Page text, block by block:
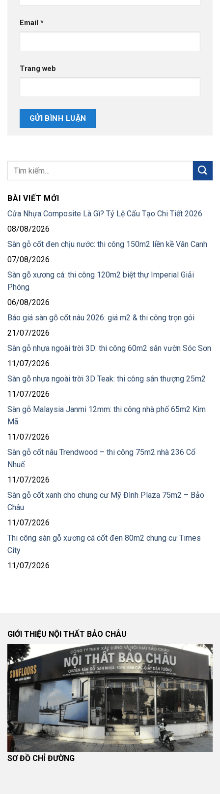
Email *
Trang web
BÀI VIẾT MỚI
Cửa Nhựa Composite Là Gì? Tỷ Lệ Cấu Tạo Chi Tiết 2026
08/08/2026
Sàn gỗ cốt đen chịu nước: thi công 150m2 liền kề Vân Canh
07/08/2026
Sàn gỗ xương cá: thi công 120m2 biệt thự Imperial Giải
Phóng
06/08/2026
Báo giá sàn gỗ cốt nâu 2026: giá m2 & thi công trọn gói
21/07/2026
Sàn gỗ nhựa ngoài trời 3D: thi công 60m2 sân vườn Sóc Sơn
11/07/2026
Sàn gỗ nhựa ngoài trời 3D Teak: thi công sân thượng 25m2
11/07/2026
Sàn gỗ Malaysia Janmi 12mm: thi công nhà phố 65m2 Kim
Mã
11/07/2026
Sàn gỗ cốt nâu Trendwood – thi công 75m2 nhà 236 Cổ
Nhuế
11/07/2026
Sàn gỗ cốt xanh cho chung cư Mỹ Đình Plaza 75m2 – Bảo
Châu
11/07/2026
Thi công sàn gỗ xương cá cốt đen 80m2 chung cư Times
City
11/07/2026
GIỚI THIỆU NỘI THẤT BẢO CHÂU
SƠ ĐỒ CHỈ ĐƯỜNG